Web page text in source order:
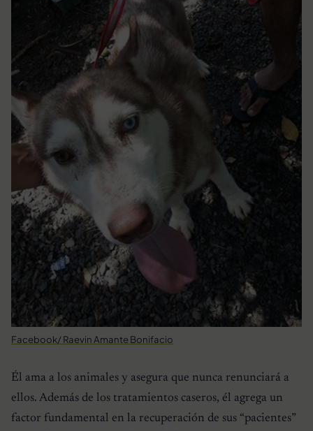
Facebook/ Raevin Amante Bonifacio
Él ama a los animales y asegura que nunca renunciará a
ellos. Además de los tratamientos caseros, él agrega un
factor fundamental en la recuperación de sus “pacientes”